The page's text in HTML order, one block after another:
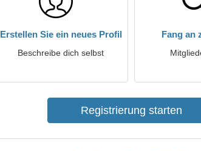
Erstellen Sie ein neues Profil
Beschreibe dich selbst
Fang an
Registrierung starten